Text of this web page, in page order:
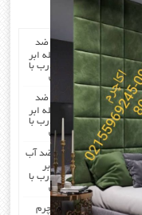
با مرغوب ترین چرم ضد
درب و چارچوب بوسیله ابر
محل انجام میشود که درب با
با مرغوب ترین چرم ضد
درب و چارچوب بوسیله ابر
محل انجام میشود که درب با
با مرغوب ترین چرم ضد آب
و چارچوب بوسیله ابر
محل انجام میشود که درب با
درب با مرغوب ترین چرم